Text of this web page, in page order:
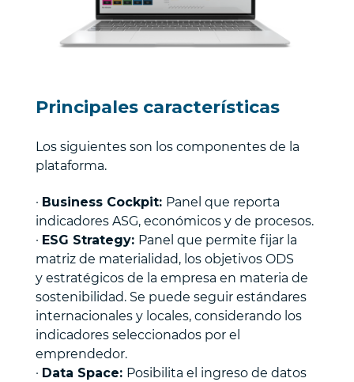
Principales características
Los siguientes son los componentes de la
plataforma.
· Business Cockpit: Panel que reporta
indicadores ASG, económicos y de procesos.
· ESG Strategy: Panel que permite fijar la
matriz de materialidad, los objetivos ODS
y estratégicos de la empresa en materia de
sostenibilidad. Se puede seguir estándares
internacionales y locales, considerando los
indicadores seleccionados por el
emprendedor.
· Data Space: Posibilita el ingreso de datos